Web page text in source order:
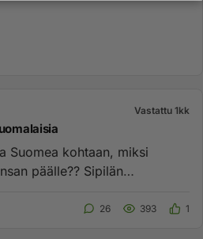
Vastattu 1kk
Suomea kohtaan, miksi
päälle?? Sipilän
26 393 1